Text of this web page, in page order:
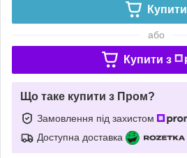
Купити
або
Купити з
Що таке купити з Пром?
Замовлення під захистом
Доступна доставка